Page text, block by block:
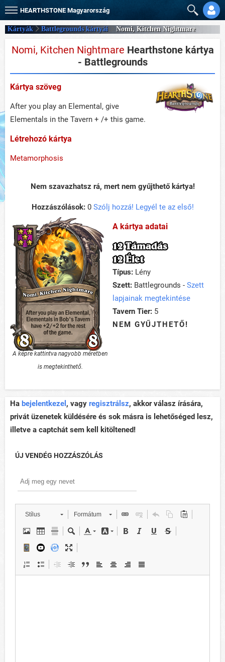
HEARTHSTONE Magyarország
Kártyák Battlegrounds kártyái Nomi, Kitchen Nightmare
Nomi, Kitchen Nightmare Hearthstone kártya
- Battlegrounds
Kártya szöveg
After you play an Elemental, give
Elementals in the Tavern + /+ this game.
Létrehozó kártya
Metamorphosis
Nem szavazhatsz rá, mert nem gyűjthető kártya!
Hozzászólások:0 Szólj hozzá! Legyél te az első!
A képre kattintva nagyobb méretben
is megtekinthető.
A kártya adatai
12 Támadás
12 Élet
Típus: Lény
Szett: Battlegrounds - Szett
lapjainak megtekintése
Tavern Tier: 5
NEM GYŰJTHETŐ!
Ha bejelentkezel , vagy regisztrálsz, akkor válasz írására,
privát üzenetek küldésére és sok másra is lehetőséged lesz,
illetve a captchát sem kell kitöltened!
ÚJ VENDÉG HOZZÁSZÓLÁS
Stílus Formátum